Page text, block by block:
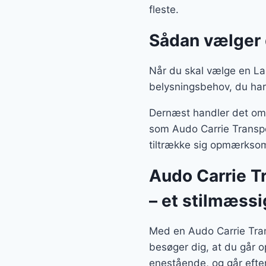
fleste.
Sådan vælger
Når du skal vælge en
belysningsbehov, du
Dernæst handler det
som Audo Carrie
tiltrække sig
Audo Carrie
– et
Med en Audo Carrie
besøger dig, at du går
enestående, og går